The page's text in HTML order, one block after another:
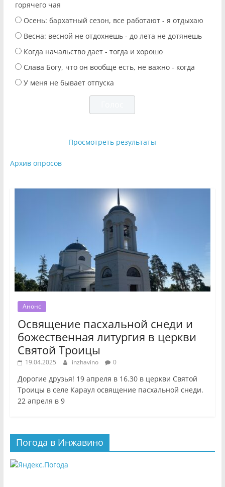
горячего чая
Осень: бархатный сезон, все работают - я отдыхаю
Весна: весной не отдохнешь - до лета не дотянешь
Когда начальство дает - тогда и хорошо
Слава Богу, что он вообще есть, не важно - когда
У меня не бывает отпуска
Просмотреть результаты
Архив опросов
Анонс
Освящение пасхальной снеди и
божественная литургия в церкви
Святой Троицы
19.04.2025 inzhavino 0
Дорогие друзья! 19 апреля в 16.30 в церкви Святой
Троицы в селе Караул освящение пасхальной снеди.
22 апреля в 9
Погода в Инжавино